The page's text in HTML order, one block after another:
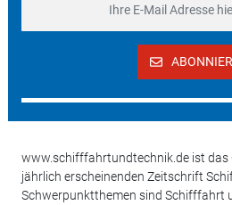
www.schifffahrtundtechnik.de ist das
jährlich erscheinenden Zeitschrift
Schwerpunktthemen sind Schifffahrt